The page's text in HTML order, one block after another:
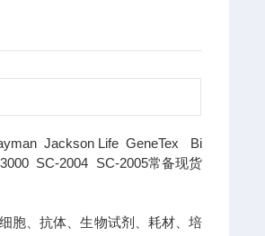
Jackson Life GeneTex Bi
SC-2004 SC-2005常备现货
胞、抗体、生物试剂、耗材、培